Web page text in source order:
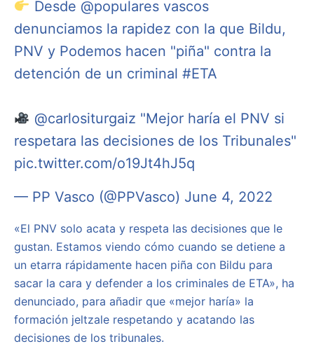
Desde @popularesvascos
denunciamos la rapidez con la que Bildu,
PNV y Podemos hacen "piña" contra la
detención de un criminal #ETA
@carlositurgaiz "Mejor haría el PNV si
respetara las decisiones de los Tribunales"
pic.twitter.com/o19Jt4hJ5q
— PP Vasco (@PPVasco) June 4, 2022
«El PNV solo acata y respeta las decisiones que le
gustan. Estamos viendo cómo cuando se detiene a
un etarra rápidamente hacen piña con Bildu para
sacar la cara y defender a los criminales de ETA», ha
denunciado, para añadir que «mejor haría» la
formación jeltzale respetando y acatando las
decisiones de los tribunales.